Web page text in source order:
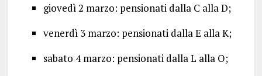
giovedì 2 marzo: pensionati dalla C alla D;
venerdì 3 marzo: pensionati dalla E alla K;
sabato 4 marzo: pensionati dalla L alla O;